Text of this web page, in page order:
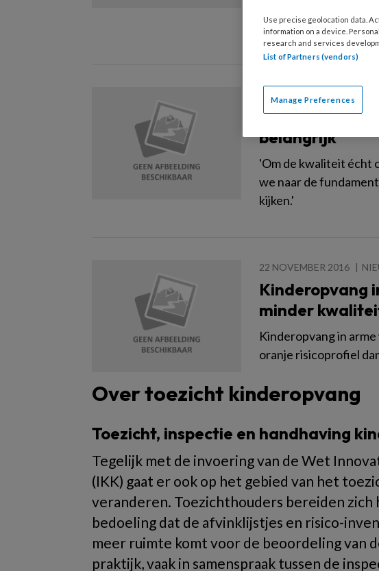
Dit onderzocht de
‘Kwaliteit juist
belangrijk’
'Om de kwaliteit écht
we naar de
kijken.'
22 NOVEMBER 2016
Kinderopvang
minder
Kinderopvang in
oranje risicoprofiel
Over toezicht kinderopvang
Toezicht, inspectie en handhaving
Tegelijk met de invoering van de Wet
(IKK) gaat er ook op het gebied van het
veranderen. Toezichthouders bereiden zich
bedoeling dat de afvinklijstjes en risico-
meer ruimte komt voor de beoordeling van
praktijk, vaak in samenspraak tussen de
Use precise geolocation data.
information on a device.
research and services
List of Partners (vendors)
Manage Preferences